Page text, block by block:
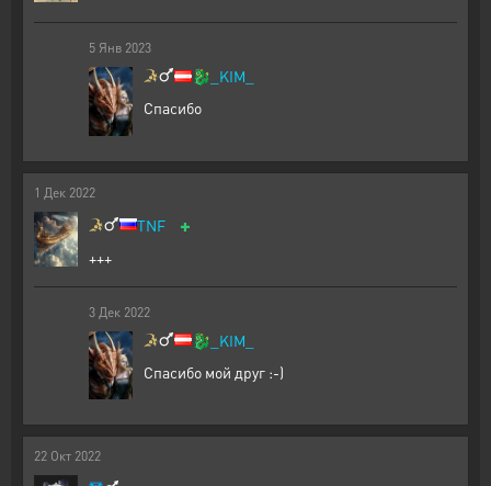
5 Янв 2023
🐉 _KIM_
Спасибо
1 Дек 2022
TNF +
+++
3 Дек 2022
🐉 _KIM_
Спасибо мой друг :-)
22 Окт 2022